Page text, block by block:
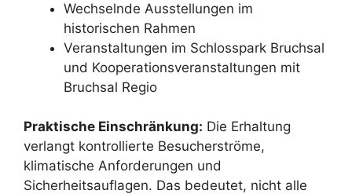
Wechselnde Ausstellungen im
historischen Rahmen
Veranstaltungen im Schlosspark Bruchsal
und Kooperationsveranstaltungen mit
Bruchsal Regio
Praktische Einschränkung: Die Erhaltung
verlangt kontrollierte Besucherströme,
klimatische Anforderungen und
Sicherheitsauflagen. Das bedeutet, nicht alle